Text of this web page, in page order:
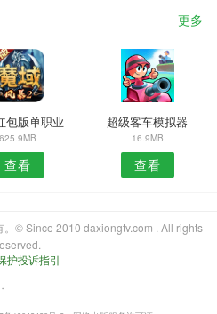
更多
包版单职业
625.9MB
查看
超级客车模拟器
16.9MB
查看
© Since 2010 daxiongtv.com . All rights
护投诉指引
・